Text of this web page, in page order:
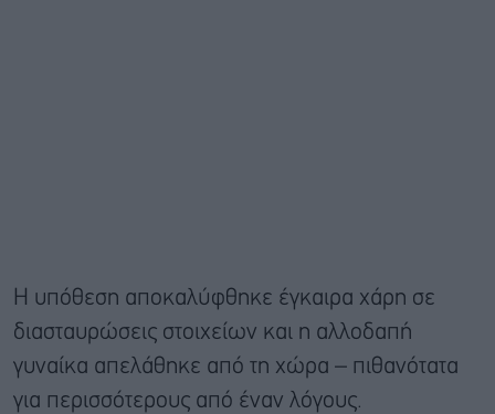
Η υπόθεση αποκαλύφθηκε έγκαιρα χάρη σε
διασταυρώσεις στοιχείων και η αλλοδαπή
γυναίκα απελάθηκε από τη χώρα – πιθανότατα
για περισσότερους από έναν λόγους.